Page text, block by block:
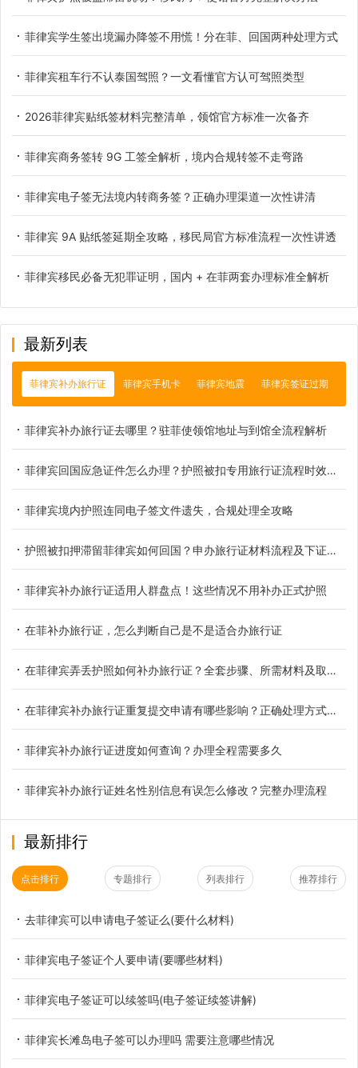
菲律宾学生签出境漏办降签不用慌！分在菲、回国两种处理方式
菲律宾租车行不认泰国驾照？一文看懂官方认可驾照类型
2026菲律宾贴纸签材料完整清单，领馆官方标准一次备齐
菲律宾商务签转 9G 工签全解析，境内合规转签不走弯路
菲律宾电子签无法境内转商务签？正确办理渠道一次性讲清
菲律宾 9A 贴纸签延期全攻略，移民局官方标准流程一次性讲透
菲律宾移民必备无犯罪证明，国内 + 在菲两套办理标准全解析
最新列表
菲律宾补办旅行证 菲律宾手机卡 菲律宾地震 菲律宾签证过期
菲律宾补办旅行证去哪里？驻菲使领馆地址与到馆全流程解析
菲律宾回国应急证件怎么办理？护照被扣专用旅行证流程时效说明
菲律宾境内护照连同电子签文件遗失，合规处理全攻略
护照被扣押滞留菲律宾如何回国？申办旅行证材料流程及下证时间
菲律宾补办旅行证适用人群盘点！这些情况不用补办正式护照
在菲补办旅行证，怎么判断自己是不是适合办旅行证
在菲律宾弄丢护照如何补办旅行证？全套步骤、所需材料及取证时长详解
在菲律宾补办旅行证重复提交申请有哪些影响？正确处理方式一览
菲律宾补办旅行证进度如何查询？办理全程需要多久
菲律宾补办旅行证姓名性别信息有误怎么修改？完整办理流程
最新排行
点击排行 专题排行 列表排行 推荐排行
去菲律宾可以申请电子签证么(要什么材料)
菲律宾电子签证个人要申请(要哪些材料)
菲律宾电子签证可以续签吗(电子签证续签讲解)
菲律宾长滩岛电子签可以办理吗 需要注意哪些情况